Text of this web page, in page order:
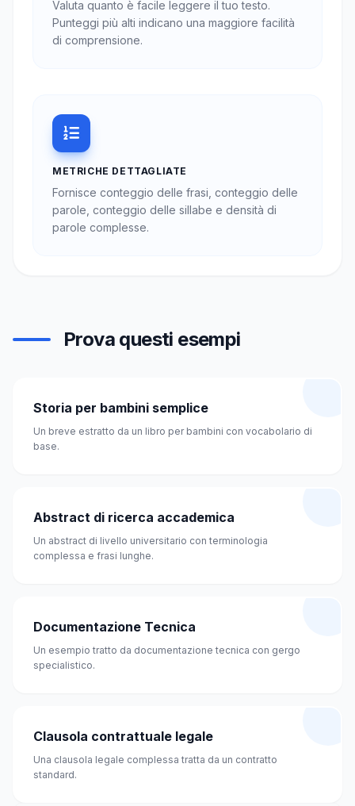
Valuta quanto è facile leggere il tuo testo.
Punteggi più alti indicano una maggiore facilità
di comprensione.
METRICHE DETTAGLIATE
Fornisce conteggio delle frasi, conteggio delle
parole, conteggio delle sillabe e densità di
parole complesse.
Prova questi esempi
Storia per bambini semplice
Un breve estratto da un libro per bambini con vocabolario di
base.
Abstract di ricerca accademica
Un abstract di livello universitario con terminologia
complessa e frasi lunghe.
Documentazione Tecnica
Un esempio tratto da documentazione tecnica con gergo
specialistico.
Clausola contrattuale legale
Una clausola legale complessa tratta da un contratto
standard.